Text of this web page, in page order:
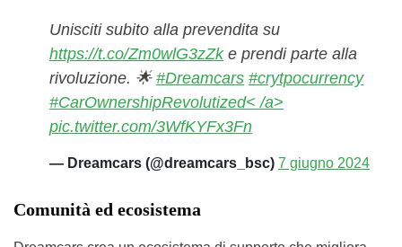
Unisciti subito alla prevendita su
https://t.co/Zm0wlG3zZke prendi parte alla
rivoluzione. 🌟 #Dreamcars #crytpocurrency
#CarOwnershipRevolutized< /a>
pic.twitter.com/3WfKYFx3Fn
— Dreamcars (@dreamcars_bsc) 7 giugno 2024
Comunità ed ecosistema